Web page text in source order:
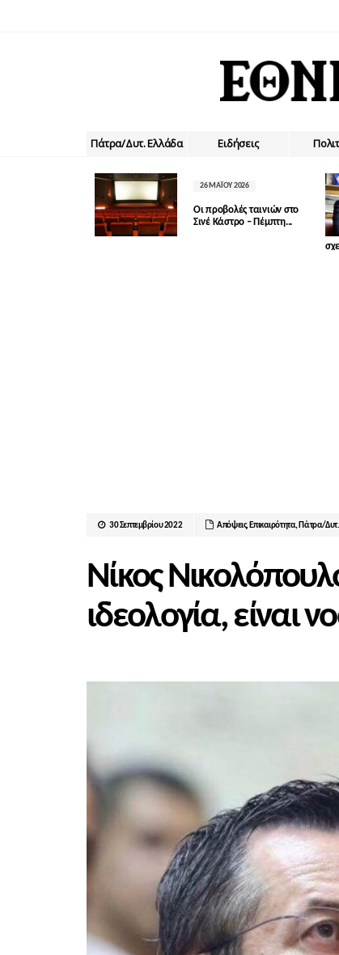
Πάτρα/Δυτ. Ελλάδα Ειδήσεις
26 ΜΑΪ́ΟΥ 2026
Οι προβολές ταινιών στο
Σινέ Κάστρο – Πέμπτη...
30 Σεπτεμβρίου 2022 Απόψεις,Επικαιρότητα,Πάτρα/
Νίκος
ιδεολογία, είναι